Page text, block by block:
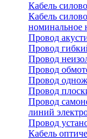
Кабель
Кабель
номинальное
Провод
Провод
Провод
Провод
Провод
Провод
Провод
линий
Провод
Кабель